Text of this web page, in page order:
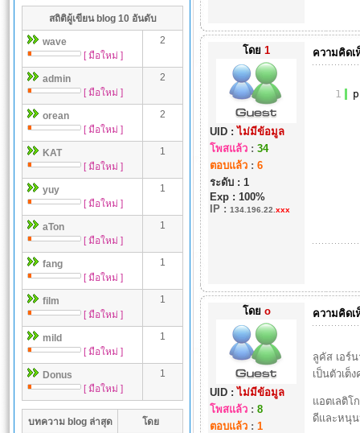
สถิติผู้เขียน blog 10 อันดับ
wave
[ มือใหม่ ]
2
admin
[ มือใหม่ ]
2
orean
[ มือใหม่ ]
2
KAT
[ มือใหม่ ]
1
yuy
[ มือใหม่ ]
1
aTon
[ มือใหม่ ]
1
fang
[ มือใหม่ ]
1
film
[ มือใหม่ ]
1
mild
[ มือใหม่ ]
1
Donus
[ มือใหม่ ]
1
บทความ blog ล่าสุด โดย
โดย 1
UID :ไม่มีข้อมูล
โพสแล้ว: 34
ตอบแล้ว: 6
ระดับ : 1
Exp : 100%
IP: 134.196.22. xxx
ความคิด
1
โดย o
UID :ไม่มีข้อมูล
โพสแล้ว: 8
ตอบแล้ว: 1
ความคิด
ลูคัส เอร์
เป็นตัวเต็
แอตเลติโ
ดีและหนุน